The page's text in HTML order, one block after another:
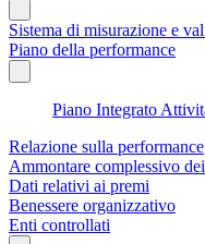
Sistema di misurazione e
Piano della performance
Piano Integrato
Relazione sulla performance
Ammontare complessivo
Dati relativi ai premi
Benessere organizzativo
Enti controllati